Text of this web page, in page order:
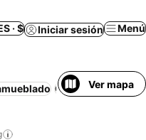
· $ Iniciar sesión Menú
Cancelación
Ver mapa